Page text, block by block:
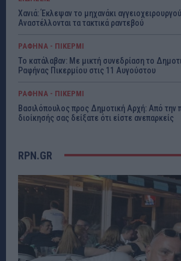
Χανιά: Έκλεψαν το μηχανάκι
Αναστέλλονται τα τακτικά ραντεβού
ΡΑΦΗΝΑ - ΠΙΚΕΡΜΙ
Το κατάλαβαν: Με μικτή συνεδρίαση το
Ραφήνας Πικερμίου στις 11 Αυγούστου
ΡΑΦΗΝΑ - ΠΙΚΕΡΜΙ
Βασιλόπουλος προς Δημοτική Αρχή: Από την
διοίκησής σας δείξατε ότι είστε ανεπαρκείς
RPN.GR